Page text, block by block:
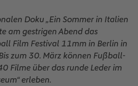
Doku „Ein Sommer in Italien
am gestrigen Abend das
Film Festival 11mm in Berlin in
zum 30. März können Fußball-
Filme über das runde Leder im
erleben.